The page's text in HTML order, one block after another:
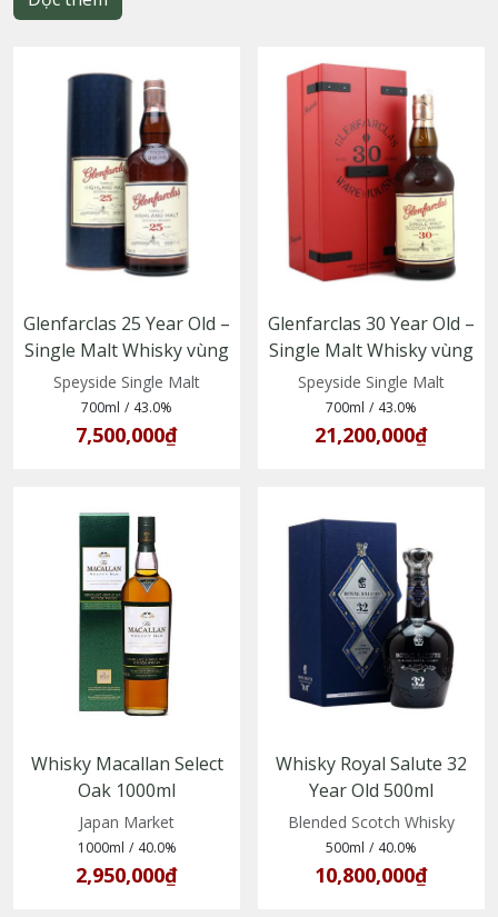
Glenfarclas 25 Year Old –
Single Malt Whisky vùng
Speyside, trưởng thành
trong thùng sherry
Speyside Single Malt
700ml / 43.0%
7,500,000₫
Glenfarclas 30 Year Old –
Single Malt Whisky vùng
Speyside, Scotland
Speyside Single Malt
700ml / 43.0%
21,200,000₫
Whisky Macallan Select
Oak 1000ml
(5010314078003)
Japan Market
1000ml / 40.0%
2,950,000₫
Whisky Royal Salute 32
Year Old 500ml
(5000299614075)
Blended Scotch Whisky
500ml / 40.0%
10,800,000₫